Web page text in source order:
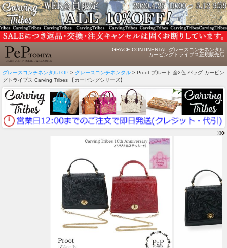
GRACE CONTINENTAL グレースコンチネンタル
カービングトライブス正規販売店
グレースコンチネンタルTOP > グレースコンチネンタル > Proot プルート 全2色 バッグ カービン
グトライブス Carving Tribes 【カービングシリーズ】